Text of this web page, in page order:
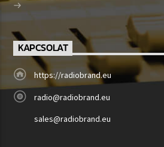
KAPCSOLAT
https://radiobrand.eu
radio@radiobrand.eu
sales@radiobrand.eu